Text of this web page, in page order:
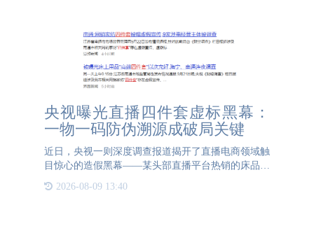
央视曝光直播四件套虚标黑幕：
一物一码防伪溯源成破局关键
近日，央视一则深度调查报道揭开了直播电商领域触
目惊心的造假黑幕——某头部直播平台热销的床品四
件套被曝存在系统性信息造假，涉及材质虚标、尺寸
缩水、安全指标篡改等五大核心问题，引发消费者对
2026-08-09 13:40